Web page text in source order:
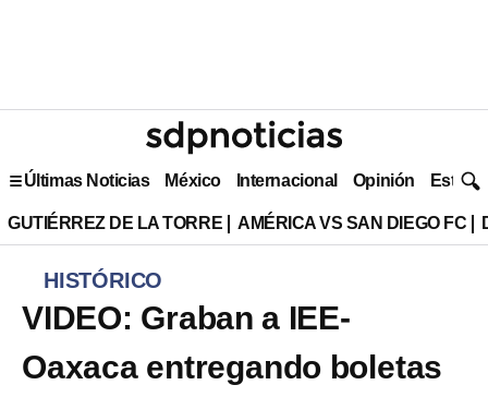
Últimas Noticias México Internacional Opinión Estilo
GUTIÉRREZ DE LA TORRE AMÉRICA VS SAN DIEGO FC
HISTÓRICO
VIDEO: Graban a IEE-
Oaxaca entregando boletas